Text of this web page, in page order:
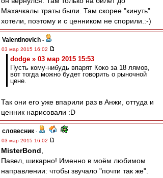
Махачкалы траты были. Там скорее "кинуть"
хотели, поэтому и с ценником не спорили.:-)
Valentinovich -
03 мар 2015 16:02
dodge » 03 мар 2015 15:53
Пусть кому-нибудь впарят Коко за 18 лямов,
вот тогда можно будет говорить о рыночной
цене.
Так они его уже впарили раз в Анжи, оттуда и
ценник нарисовали :D
словесник -
03 мар 2015 16:02
MisterBond
Павел, шикарно! Именно в моём любимом
направлении: чтобы звучало "почти так же".